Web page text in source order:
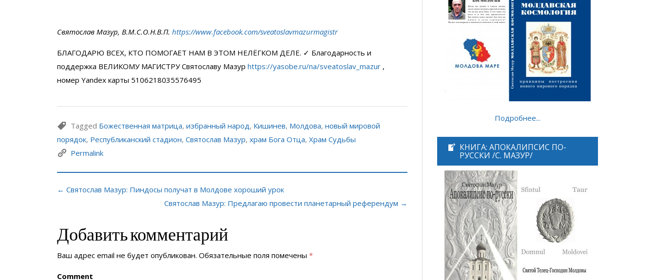
Святослав Мазур, В.М.С.О.Н.В.П. https://www.facebook.com/sveatoslavmazurmagistr
БЛАГОДАРЮ ВСЕХ, КТО ПОМОГАЕТ НАМ В ЭТОМ НЕЛЁГКОМ ДЕЛЕ. ✓ Благодарность и
поддержка ВЕЛИКОМУ МАГИСТРУ Святославу Мазур https://yasobe.ru/na/sveatoslav_mazur ,
номер Yandex карты 5106218035576495
Tagged Божественная матрица, избранный народ, Кишинев, Молдова, новый мировой
порядок, Республиканский стадион, Святослав Мазур, храм Бога Отца, Храм Судьбы
Permalink
← Святослав Мазур: Пиндосы получат в Молдове хороший урок
Святослав Мазур: Предлагаю провести планетарный референдум →
Добавить комментарий
Ваш адрес email не будет опубликован. Обязательные поля помечены *
Comment
Подробнее...
КНИГА: АПОКАЛИПСИС ПО-
РУССКИ /С. МАЗУР/